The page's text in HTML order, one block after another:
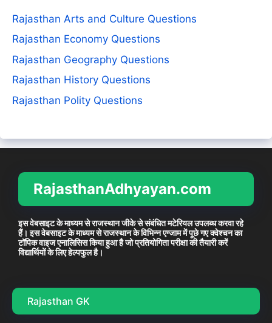
Rajasthan Arts and Culture Questions
Rajasthan Economy Questions
Rajasthan Geography Questions
Rajasthan History Questions
Rajasthan Polity Questions
RajasthanAdhyayan.com
इस वेबसाइट के माध्यम से राजस्थान जीके से संबंधित मटेरियल उपलब्ध करवा रहे
हैं। इस वेबसाइट के माध्यम से राजस्थान के विभिन्न एग्जाम में पूछे गए क्वेश्चन का
टॉपिक वाइज एनालिसिस किया हुआ है जो प्रतियोगिता परीक्षा की तैयारी करें
विद्यार्थियों के लिए हेल्पफुल है।
Rajasthan GK